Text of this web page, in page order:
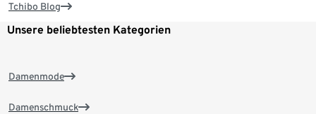
Tchibo Blog
Unsere beliebtesten Kategorien
Damenmode
Damenschmuck